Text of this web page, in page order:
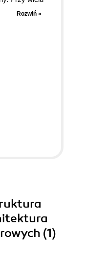
Operacyjnych"
Polecam
Rozwiń »
(1)